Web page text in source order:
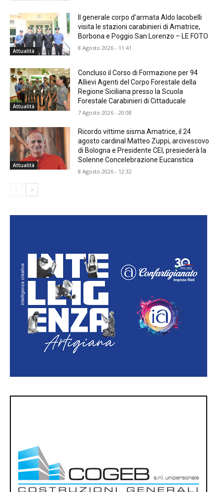
Attualità
Il generale corpo d’armata Aldo Iacobelli
visita le stazioni carabinieri di Amatrice,
Borbona e Poggio San Lorenzo – LE FOTO
8 Agosto 2026 - 11:41
Attualità
Concluso il Corso di Formazione per 94
Allievi Agenti del Corpo Forestale della
Regione Siciliana presso la Scuola
Forestale Carabinieri di Cittaducale
7 Agosto 2026 - 20:08
Attualità
Ricordo vittime sisma Amatrice, il 24
agosto cardinal Matteo Zuppi, arcivescovo
di Bologna e Presidente CEI, presiederà la
Solenne Concelebrazione Eucaristica
8 Agosto 2026 - 12:32